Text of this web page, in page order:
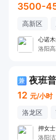
3500-
高新区
心诺
洛阳
兼 夜班
12 元/小时
洛龙区
押女士
洛阳